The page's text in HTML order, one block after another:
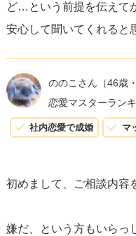
ど…という前提を伝えて
安心して聞いてくれると
ののこさん （46歳
恋愛マスターランキ
社内恋愛で成婚 マ
初めまして、ご相談内容
嫌だ、という方もいらっ